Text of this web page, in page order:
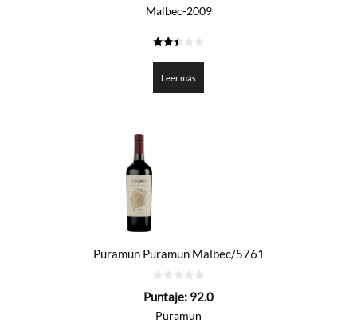
Malbec-2009
de 5
Leer más
Puramun Puramun Malbec/5761
de
Puntaje: 92.0
Puramun